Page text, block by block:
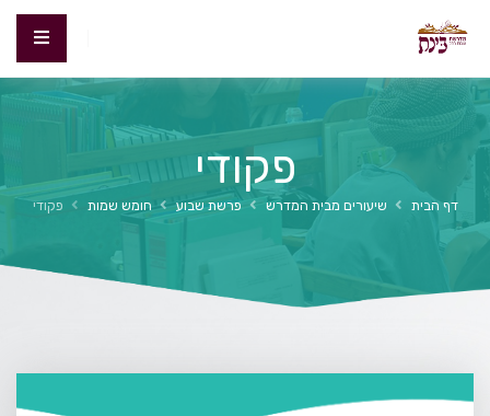
פקודי
דף הבית שיעורים מבית המדרש פרשת שבוע חומש שמות פקודי